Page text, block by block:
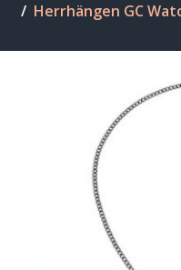
Herrhängen GC